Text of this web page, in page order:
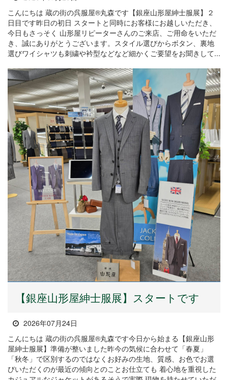
こんにちは 蔵の街の呉服屋®丸森です【銀座山形屋紳士服展】２
日目です昨日の初日 スタートと同時にお客様にお越しいただき、
今日もさっそく 山形屋リピーターさんのご来店、ご用命をいただ
き、誠にありがとうございます。スタイル選びからボタン、裏地
選びワイシャツも刺繍や衿型などなど細かくご要望をお聞きして...
【銀座山形屋紳士服展】スタートです
2026年07月24日
こんにちは 蔵の街の呉服屋®丸森です今日から始まる【銀座山形
屋紳士服展】準備が整いました昨今の気候に合わせて「春夏」
「秋冬」で区別するのではなくお好みの生地、質感、お色でお選
びいただくのが最近の傾向とのことお仕立ても 着心地を重視した